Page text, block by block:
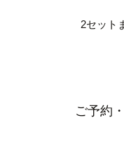
2セット
ご予約